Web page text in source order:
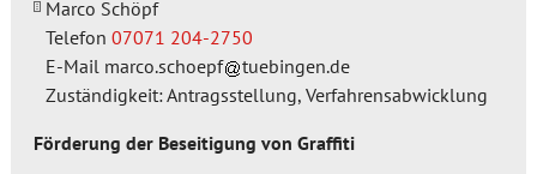
Marco Schöpf
Telefon 07071 204-2750
E-Mail marco.schoepf
tuebingen.de
Zuständigkeit: Antragsstellung, Verfahrensabwicklung
Förderung der Beseitigung von Graffiti